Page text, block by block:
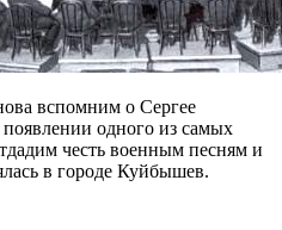
вспомним о Сергее
одного из самых
честь военным песням и
в городе Куйбышев.